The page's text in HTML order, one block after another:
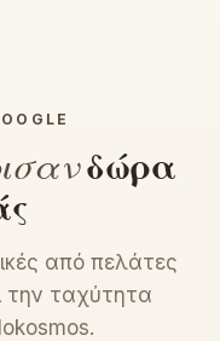
δώρα
από πελάτες
την ταχύτητα